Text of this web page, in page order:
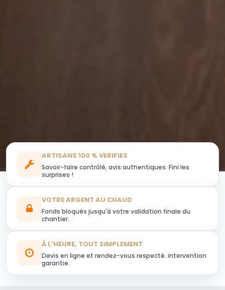
ARTISANS 100 % VERIFIES
Savoir-faire contrôlé, avis authentiques. Fini les
surprises !
VOTRE ARGENT AU CHAUD
Fonds bloqués jusqu'à votre validation finale du
chantier.
À L'HEURE, TOUT SIMPLEMENT
Devis en ligne et rendez-vous respecté. intervention
garantie.